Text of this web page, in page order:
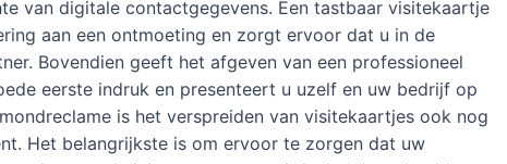
van digitale contactgegevens. Een tastbaar visitekaartje
aan een ontmoeting en zorgt ervoor dat u in de
Bovendien geeft het afgeven van een professioneel
eerste indruk en presenteert u uzelf en uw bedrijf op
is het verspreiden van visitekaartjes ook nog
Het belangrijkste is om ervoor te zorgen dat uw